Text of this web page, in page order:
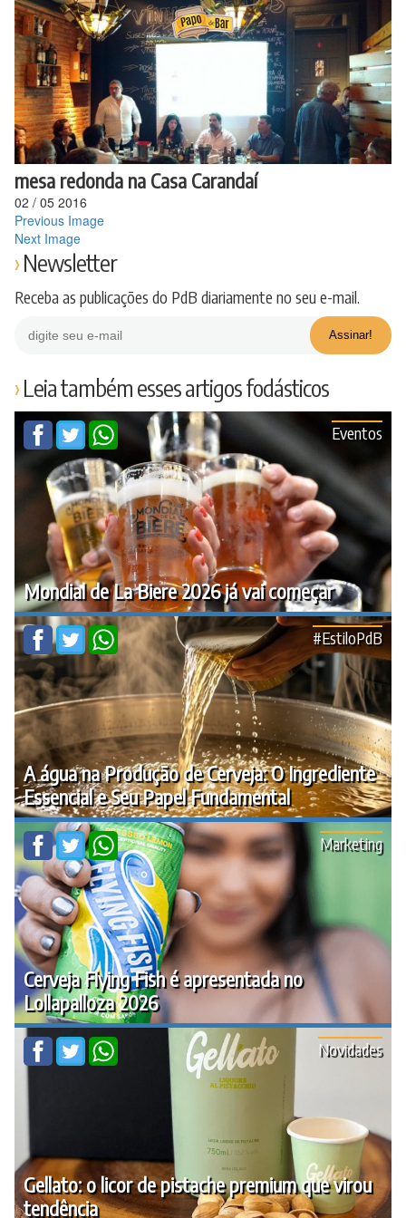
para
conteúdo
mesa redonda na Casa Carandaí
02 / 05 2016
Previous Image
Next Image
Newsletter
Receba as publicações do PdB diariamente no seu e-mail.
Leia também esses artigos fodásticos
Mondial de La Biere 2026 já vai começar
Eventos
A água na Produção de Cerveja: O Ingrediente
Essencial e Seu Papel Fundamental
#EstiloPdB
Cerveja Flying Fish é apresentada no
Lollapalloza 2026
Marketing
Gellato: o licor de pistache premium que virou
tendência
Novidades